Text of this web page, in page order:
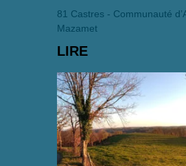
81 Castres - Communauté
Mazamet
LIRE